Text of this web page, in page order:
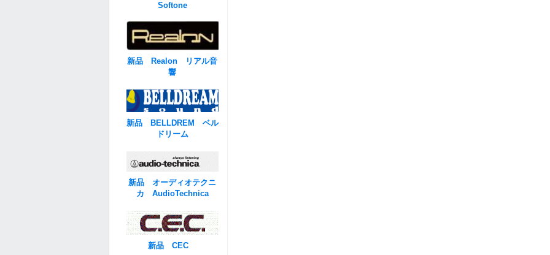
Softone
新品 Realon リアル音
響
新品 BELLDREM ベル
ドリーム
新品 オーディオテクニ
カ AudioTechnica
新品 CEC